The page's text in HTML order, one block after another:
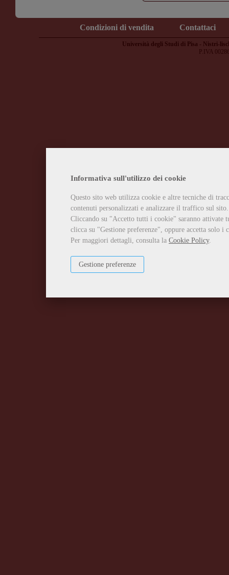
Informativa sull'utilizzo dei cookie
Questo sito web utilizza cookie e altre tecniche di
contenuti personalizzati e analizzare il traffico sul sito.
Cliccando su "Accetto tutti i cookie" saranno attivate
clicca su "Gestione preferenze", oppure accetta solo
Per maggiori dettagli, consulta la Cookie Policy.
Gestione preferenze
Condizioni di vendita Contattaci
Università degli Studi di Pisa - Nistri-
P.IVA